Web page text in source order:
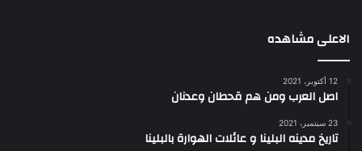
الاعلى مشاهده
12 أكتوبر، 2021
اصل العرب ومن هم قحطان وعدنان
23 سبتمبر، 2021
تاريخ مدينه البلينا و عائلات الهوارة بالبلينا